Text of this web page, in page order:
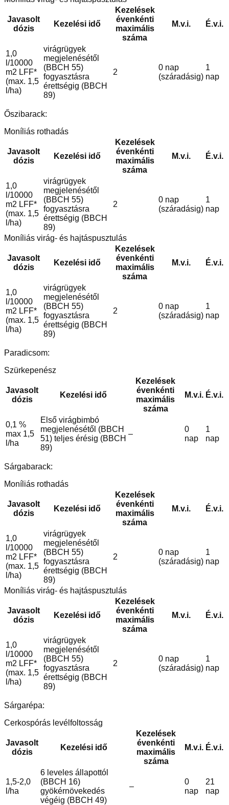
Javasolt
dózis
Kezelési idő
Kezelések
évenkénti
maximális
száma
M.v.i. É.v.i.
1,0
l/10000
m2 LFF*
(max. 1,5
l/ha)
virágrügyek
megjelenésétől
(BBCH 55)
fogyasztásra
érettségig (BBCH
89)
2
0 nap
(száradásig)
1
nap
Őszibarack:
Moníliás rothadás
Javasolt
dózis
Kezelési idő
Kezelések
évenkénti
maximális
száma
M.v.i. É.v.i.
1,0
l/10000
m2 LFF*
(max. 1,5
l/ha)
virágrügyek
megjelenésétől
(BBCH 55)
fogyasztásra
érettségig (BBCH
89)
2
0 nap
(száradásig)
1
nap
Moníliás virág- és hajtáspusztulás
Javasolt
dózis
Kezelési idő
Kezelések
évenkénti
maximális
száma
M.v.i. É.v.i.
1,0
l/10000
m2 LFF*
(max. 1,5
l/ha)
virágrügyek
megjelenésétől
(BBCH 55)
fogyasztásra
érettségig (BBCH
89)
2
0 nap
(száradásig)
1
nap
Paradicsom:
Szürkepenész
Javasolt
dózis
Kezelési idő
Kezelések
évenkénti
maximális
száma
M.v.i. É.v.i.
0,1 %
max 1,5
l/ha
Első virágbimbó
megjelenésétől (BBCH
51) teljes érésig (BBCH
89)
–
0
nap
1
nap
Sárgabarack:
Moníliás rothadás
Javasolt
dózis
Kezelési idő
Kezelések
évenkénti
maximális
száma
M.v.i. É.v.i.
1,0
l/10000
m2 LFF*
(max. 1,5
l/ha)
virágrügyek
megjelenésétől
(BBCH 55)
fogyasztásra
érettségig (BBCH
89)
2
0 nap
(száradásig)
1
nap
Moníliás virág- és hajtáspusztulás
Javasolt
dózis
Kezelési idő
Kezelések
évenkénti
maximális
száma
M.v.i. É.v.i.
1,0
l/10000
m2 LFF*
(max. 1,5
l/ha)
virágrügyek
megjelenésétől
(BBCH 55)
fogyasztásra
érettségig (BBCH
89)
2
0 nap
(száradásig)
1
nap
Sárgarépa:
Cerkospórás levélfoltosság
Javasolt
dózis
Kezelési idő
Kezelések
évenkénti
maximális
száma
M.v.i. É.v.i.
1,5-2,0
l/ha
6 leveles állapottól
(BBCH 16)
gyökérnövekedés
végéig (BBCH 49)
–
0
nap
21
nap